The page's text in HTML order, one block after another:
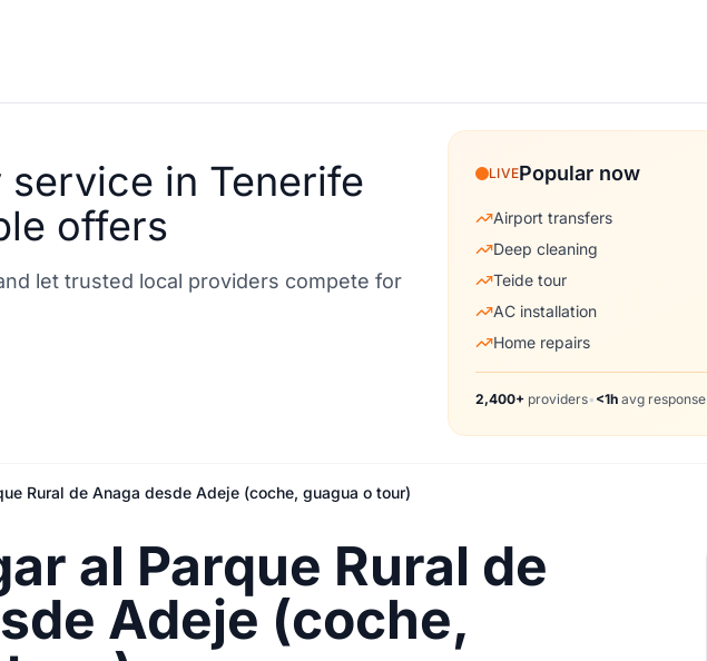
service in Tenerife
offers
let trusted local providers compete for
LIVEPopular now
Airport transfers
Deep cleaning
Teide tour
AC installation
Home repairs
2,400+ providers• <1h avg response
Rural de Anaga desde Adeje (coche, guagua o tour)
al Parque Rural de
Adeje (coche,